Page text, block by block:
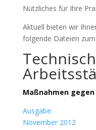
Nützliches für Ihre
Aktuell bieten wir
folgende Dateien
Maßnahmen gegen
Ausgabe:
November 2012